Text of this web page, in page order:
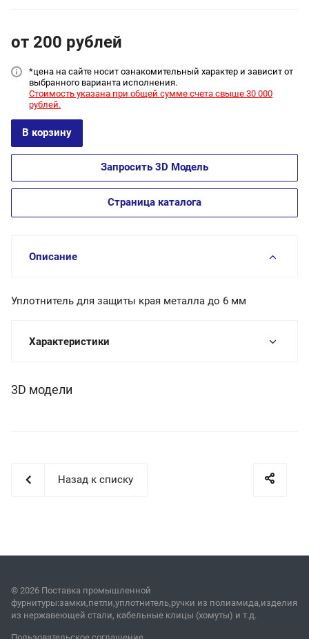
от 200 рублей
*цена на сайте носит ознакомительный характер и зависит от
выбранного варианта исполнения.
Стоимость указана при общей сумме счета свыше 30 000
рублей.
В корзину
Запросить 3D Модель
Страница каталога
Описание
Уплотнитель для защиты края металла до 6 мм
Характеристики
3D модели
Назад к списку
© 2026 Поставка промышленной
фурнитуры:замки,петли,уплотнитель,ручки из полиамида,изделия
из нержавеющей стали, кабельные клицы (хомуты) и т.д.